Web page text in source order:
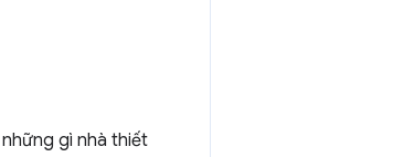
gì nhà thiết